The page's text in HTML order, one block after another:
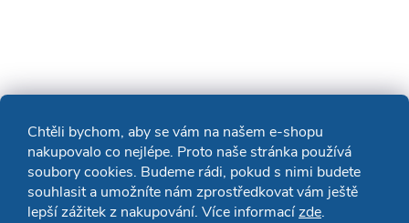
Chtěli bychom, aby se vám na našem e-shopu
nakupovalo co nejlépe. Proto naše stránka používá
soubory cookies. Budeme rádi, pokud s nimi budete
souhlasit a umožníte nám zprostředkovat vám ještě
lepší zážitek z nakupování. Více informacízde.